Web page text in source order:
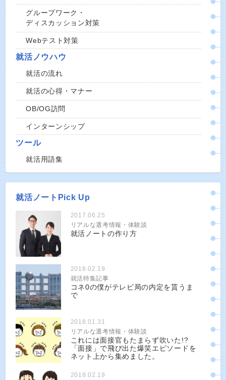
グループワーク・
ディスカッション対策
Webテスト対策
就活ノウハウ
就活の流れ
就活の心得・マナー
OB/OG訪問
インターンシップ
ツール
就活用語集
就活ノートPick Up
2017.06.25
リアルな選考情報・体験談
就活ノートの作り方
2018.02.19
就活特集記事
コネ0の僕がテレビ局の内定を貰うま
で
2018.01.31
リアルな選考情報・体験談
これには面接官もたまらず吹いた!?
「面接」で飛び出た爆笑エピソードを
ネット上から集めました。
2018.02.19